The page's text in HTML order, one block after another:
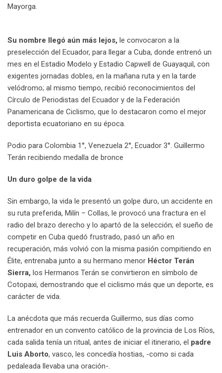
Mayorga.
Su nombre llegó aún más lejos, le convocaron a la
preselección del Ecuador, para llegar a Cuba, donde entrenó un
mes en el Estadio Modelo y Estadio Capwell de Guayaquil, con
exigentes jornadas dobles, en la mañana ruta y en la tarde
velódromo; al mismo tiempo, recibió reconocimientos del
Círculo de Periodistas del Ecuador y de la Federación
Panamericana de Ciclismo, que lo destacaron como el mejor
deportista ecuatoriano en su época.
Podio para Colombia 1°, Venezuela 2°, Ecuador 3°. Guillermo
Terán recibiendo medalla de bronce
Un duro golpe de la vida
Sin embargo, la vida le presentó un golpe duro, un accidente en
su ruta preferida, Milín – Collas, le provocó una fractura en el
radio del brazo derecho y lo apartó de la selección; el sueño de
competir en Cuba quedó frustrado, pasó un año en
recuperación, más volvió con la misma pasión compitiendo en
Élite, entrenaba junto a su hermano menor Héctor Terán
Sierra, los Hermanos Terán se convirtieron en símbolo de
Cotopaxi, demostrando que el ciclismo más que un deporte, es
carácter de vida.
La anécdota que más recuerda Guillermo, sus días como
entrenador en un convento católico de la provincia de Los Ríos,
cada salida tenía un ritual, antes de iniciar el itinerario, el padre
Luis Aborto, vasco, les concedía hostias, -como si cada
pedaleada llevaba una oración-.